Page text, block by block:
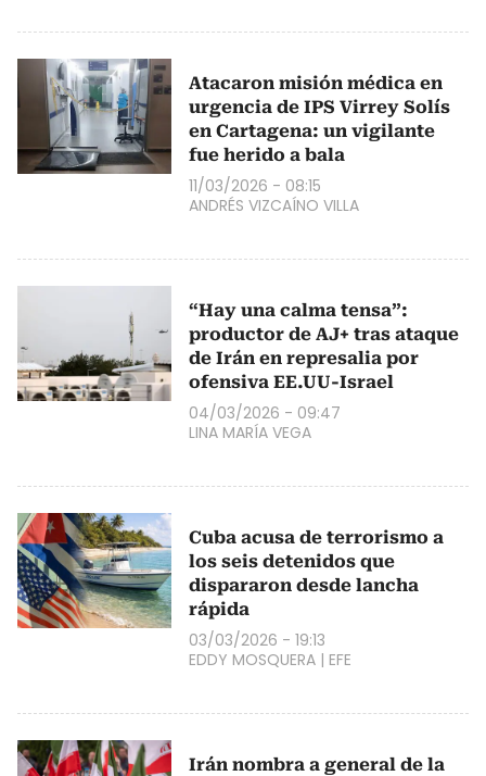
Atacaron misión médica en
urgencia de IPS Virrey Solís
en Cartagena: un vigilante
fue herido a bala
11/03/2026 - 08:15
ANDRÉS VIZCAÍNO VILLA
“Hay una calma tensa”:
productor de AJ+ tras ataque
de Irán en represalia por
ofensiva EE.UU-Israel
04/03/2026 - 09:47
LINA MARÍA VEGA
Cuba acusa de terrorismo a
los seis detenidos que
dispararon desde lancha
rápida
03/03/2026 - 19:13
EDDY MOSQUERA | EFE
Irán nombra a general de la